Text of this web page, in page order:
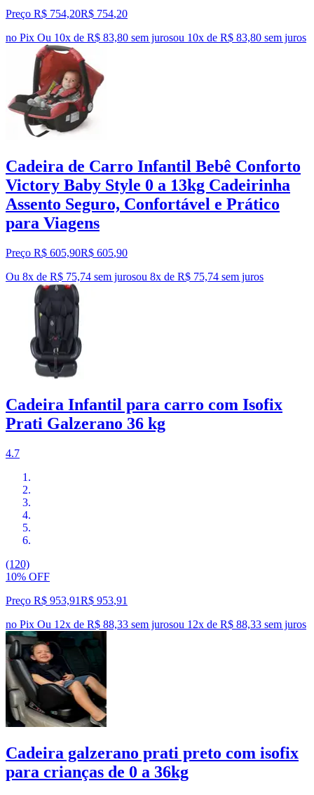
Preço R$ 754,20R$ 754,20
no Pix Ou 10x de R$ 83,80 sem jurosou 10x de R$ 83,80 sem juros
Cadeira de Carro Infantil Bebê Conforto
Victory Baby Style 0 a 13kg Cadeirinha
Assento Seguro, Confortável e Prático
para Viagens
Preço R$ 605,90R$ 605,90
Ou 8x de R$ 75,74 sem jurosou 8x de R$ 75,74 sem juros
Cadeira Infantil para carro com Isofix
Prati Galzerano 36 kg
4.7
(120)
10% OFF
Preço R$ 953,91R$ 953,91
no Pix Ou 12x de R$ 88,33 sem jurosou 12x de R$ 88,33 sem juros
Cadeira galzerano prati preto com isofix
para crianças de 0 a 36kg